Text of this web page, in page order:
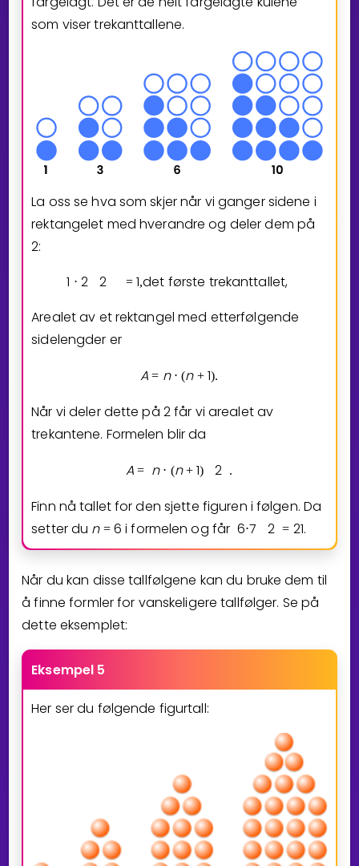
som viser trekanttallene.
La oss se hva som skjer når vi ganger sidene i
rektangelet med hverandre og deler dem på
2:
1 ⋅ 2 2 = 1,det første trekanttallet,
Arealet av et rektangel med etterfølgende
sidelengder er
A = n ⋅ (n + 1).
Når vi deler dette på 2får vi arealet av
trekantene. Formelen blir da
A = n ⋅ (n + 1) 2 .
Finn nå tallet for den sjette figuren i følgen. Da
setter du n = 6 i formelen og får 6⋅7 2 = 21.
Når du kan disse tallfølgene kan du bruke dem til
å finne formler for vanskeligere tallfølger. Se på
dette eksemplet:
Eksempel 5
Her ser du følgende figurtall: